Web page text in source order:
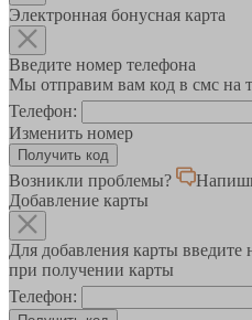
Электронная бонусная карта
Введите номер телефона
Мы отправим вам код в смс на
Телефон:
Изменить номер
Возникли проблемы?
Добавление карты
Для добавления карты
при получении карты
Телефон: